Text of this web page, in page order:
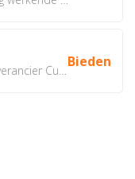
Bieden